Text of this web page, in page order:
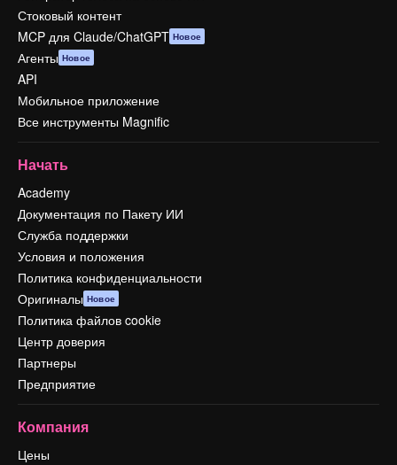
Стоковый контент
MCP для Claude/ChatGPT Новое
Агенты Новое
API
Мобильное приложение
Все инструменты Magnific
Начать
Academy
Документация по Пакету ИИ
Служба поддержки
Условия и положения
Политика конфиденциальности
Оригиналы Новое
Политика файлов cookie
Центр доверия
Партнеры
Предприятие
Компания
Цены